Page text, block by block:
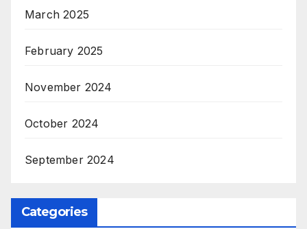
March 2025
February 2025
November 2024
October 2024
September 2024
Categories